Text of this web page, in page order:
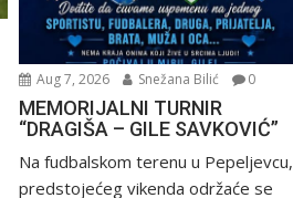
Aug 7, 2026 Snežana Bilić 0
MEMORIJALNI TURNIR
“DRAGIŠA – GILE SAVKOVIĆ”
Na fudbalskom terenu u Pepeljevcu,
predstojećeg vikenda održaće se